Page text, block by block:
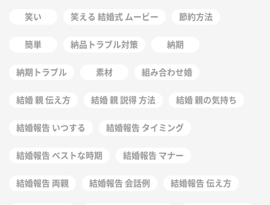
笑い 笑える 結婚式 ムービー 節約方法
簡単 納品トラブル対策 納期
納期トラブル 素材 組み合わせ婚
結婚 親 伝え方 結婚 親 説得 方法 結婚 親の気持ち
結婚報告 いつする 結婚報告 タイミング
結婚報告 ベストな時期 結婚報告 マナー
結婚報告 両親 結婚報告 会話例 結婚報告 伝え方